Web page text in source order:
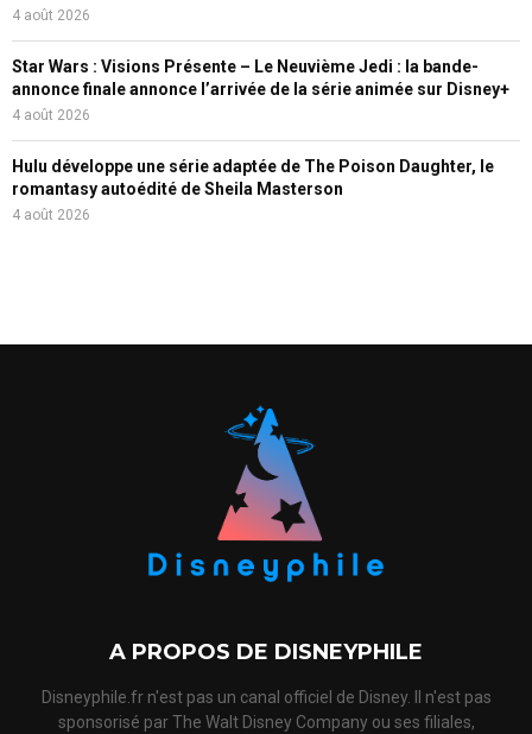
4 août 2026
Star Wars : Visions Présente – Le Neuvième Jedi : la bande-
annonce finale annonce l’arrivée de la série animée sur Disney+
4 août 2026
Hulu développe une série adaptée de The Poison Daughter, le
romantasy autoédité de Sheila Masterson
4 août 2026
A PROPOS DE DISNEYPHILE
Disneyphile.fr n'est pas un canal officiel de Disney. Il n'est pas
sponsorisé par The Walt Disney Company ou ses filiales,